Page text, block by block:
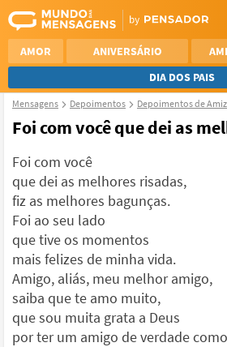
AMOR ANIVERSÁRIO
DIA DOS PAIS
REFLEXÃO
NAMORO
Mensagens Depoimentos Depoimentos de
Foi com você que dei as
Foi com você
que dei as melhores risadas,
fiz as melhores bagunças.
Foi ao seu lado
que tive os momentos
mais felizes de minha vida.
Amigo, aliás, meu melhor amigo,
saiba que te amo muito,
que sou muita grata a Deus
por ter um amigo de verdade